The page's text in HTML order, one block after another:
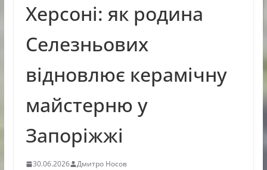
Херсоні: як родина
Селезньових
відновлює керамічну
майстерню у
Запоріжжі
30.06.2026 Дмитро Носов